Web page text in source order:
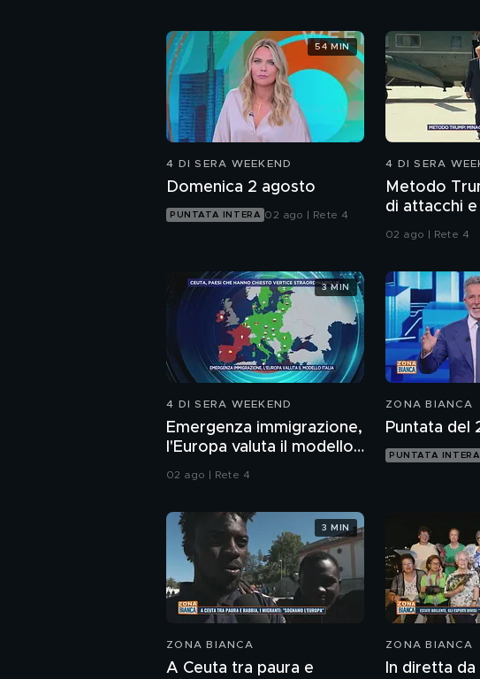
4 DI SERA WEEKEND
Domenica 2 agosto
PUNTATA INTERA 02 ago | Rete 4
54 MIN
4 DI SERA
Metodo
di attacchi
02 ago | Rete 4
4 DI SERA WEEKEND
Emergenza immigrazione,
l'Europa valuta il modello
02 ago | Rete 4
3 MIN
ZONA BIANCA
Puntata del
PUNTATA INTERA
ZONA BIANCA
A Ceuta tra paura e
3 MIN
ZONA BIANCA
In diretta